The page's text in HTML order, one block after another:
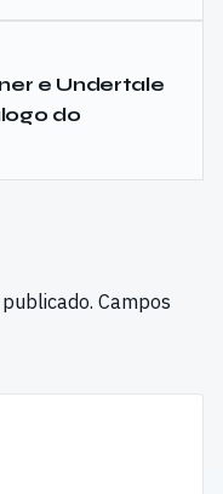
e Undertale
do
Campos